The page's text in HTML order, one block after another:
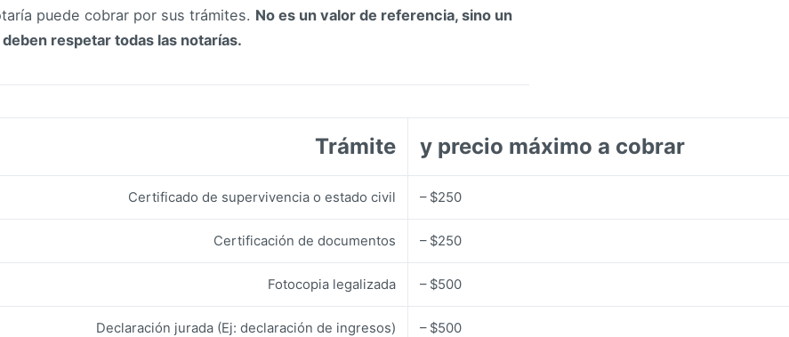
puede cobrar por sus trámites. No es un valor de referencia, sino un
respetar todas las notarías.
Trámite y precio máximo a cobrar
Certificado de supervivencia o estado civil – $250
Certificación de documentos – $250
Fotocopia legalizada – $500
Declaración jurada (Ej: declaración de ingresos) – $500